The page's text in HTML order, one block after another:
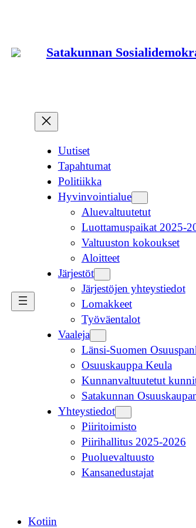
Satakunnan
Uutiset
Tapahtumat
Politiikka
Hyvinvointialue
Aluevaltuutetut
Luottamuspaikat 2025-
Valtuuston kokoukset
Aloitteet
Järjestöt
Järjestöjen yhteystiedot
Lomakkeet
Työväentalot
Vaaleja
Länsi-Suomen
Osuuskauppa Keula
Kunnanvaltuutetut
Satakunnan
Yhteystiedot
Piiritoimisto
Piirihallitus 2025-2026
Puoluevaltuusto
Kansanedustajat
Kotiin